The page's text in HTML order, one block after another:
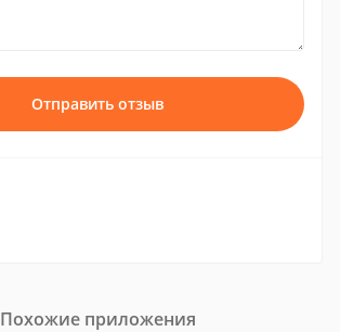
Отправить отзыв
Похожие приложения